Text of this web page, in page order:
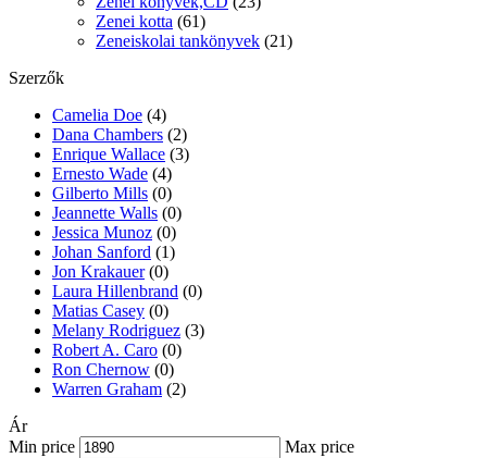
Zenei kotta (61)
Zeneiskolai tankönyvek (21)
Szerzők
Camelia Doe (4)
Dana Chambers (2)
Enrique Wallace (3)
Ernesto Wade (4)
Gilberto Mills (0)
Jeannette Walls (0)
Jessica Munoz (0)
Johan Sanford (1)
Jon Krakauer (0)
Laura Hillenbrand (0)
Matias Casey (0)
Melany Rodriguez (3)
Robert A. Caro (0)
Ron Chernow (0)
Warren Graham (2)
Ár
Min price
Max price